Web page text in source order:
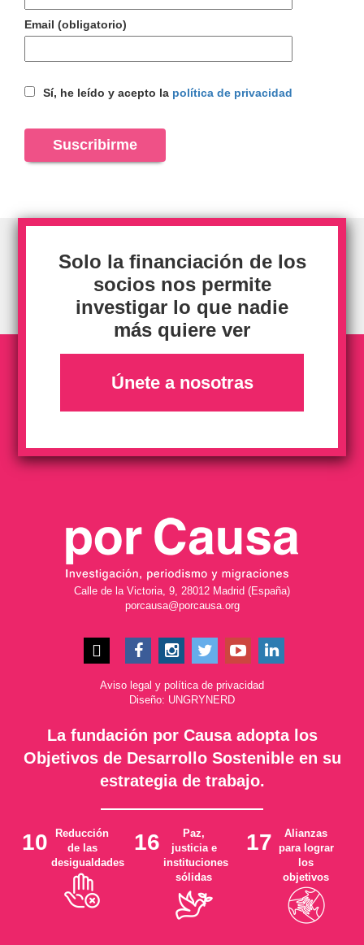
Email (obligatorio)
Sí, he leído y acepto la política de privacidad
Solo la financiación de los
socios nos permite
investigar lo que nadie
más quiere ver
Únete a nosotras
Calle de la Victoria, 9, 28012 Madrid (España)
porcausa@porcausa.org
Aviso legal y política de privacidad
Diseño: UNGRYNERD
La fundación por Causa adopta los
Objetivos de Desarrollo Sostenible en su
estrategia de trabajo.
10
Reducción
de las
desigualdades
16
Paz,
justicia e
instituciones
sólidas
17
Alianzas
para lograr
los
objetivos